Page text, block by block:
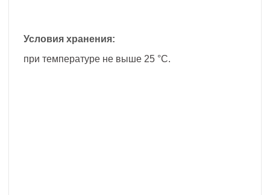
Условия хранения:
при температуре не выше 25 °C.